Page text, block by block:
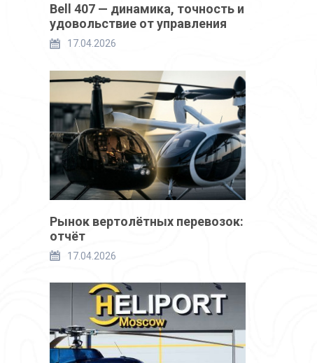
Bell 407 — динамика, точность и
удовольствие от управления
17.04.2026
Рынок вертолётных перевозок:
отчёт
17.04.2026